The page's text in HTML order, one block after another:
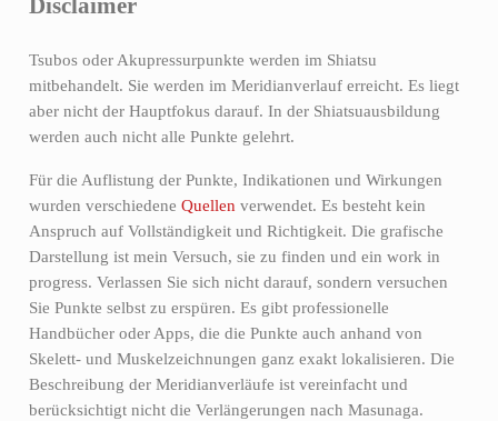
Tsubos oder Akupressurpunkte werden im Shiatsu
mitbehandelt. Sie werden im Meridianverlauf erreicht. Es liegt
aber nicht der Hauptfokus darauf. In der Shiatsuausbildung
werden auch nicht alle Punkte gelehrt.
Für die Auflistung der Punkte, Indikationen und Wirkungen
wurden verschiedene Quellen verwendet. Es besteht kein
Anspruch auf Vollständigkeit und Richtigkeit. Die grafische
Darstellung ist mein Versuch, sie zu finden und ein work in
progress. Verlassen Sie sich nicht darauf, sondern versuchen
Sie Punkte selbst zu erspüren. Es gibt professionelle
Handbücher oder Apps, die die Punkte auch anhand von
Skelett- und Muskelzeichnungen ganz exakt lokalisieren. Die
Beschreibung der Meridianverläufe ist vereinfacht und
berücksichtigt nicht die Verlängerungen nach Masunaga.